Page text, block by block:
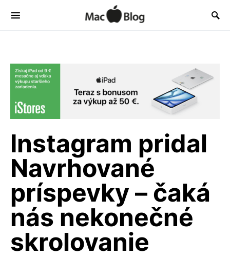
Instagram pridal
Navrhované
príspevky – čaká
nás nekonečné
skrolovanie